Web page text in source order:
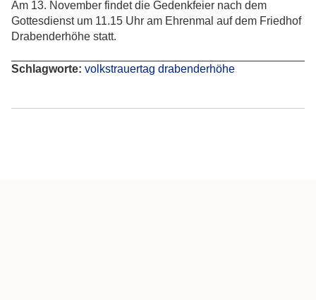
Am 13. November findet die Gedenkfeier nach dem
Gottesdienst um 11.15 Uhr am Ehrenmal auf dem Friedhof
Drabenderhöhe statt.
Schlagworte: volkstrauertag drabenderhöhe